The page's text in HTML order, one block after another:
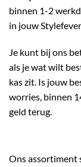
binnen 1-2
in jouw
Je kunt bij ons
als je wat wilt
kas zit. Is jouw
worries, binnen
geld terug.
Ons assortiment